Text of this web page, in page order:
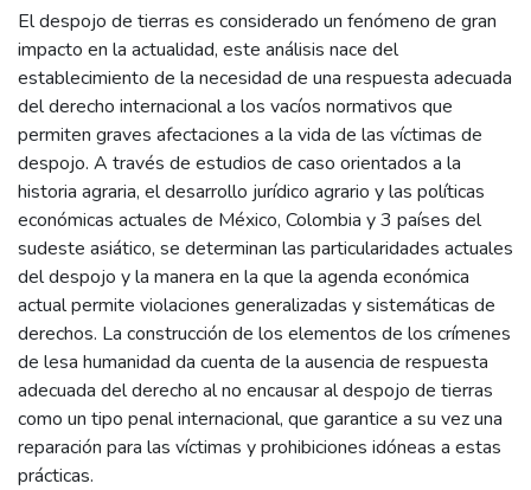
El despojo de tierras es considerado un fenómeno de gran
impacto en la actualidad, este análisis nace del
establecimiento de la necesidad de una respuesta adecuada
del derecho internacional a los vacíos normativos que
permiten graves afectaciones a la vida de las víctimas de
despojo. A través de estudios de caso orientados a la
historia agraria, el desarrollo jurídico agrario y las políticas
económicas actuales de México, Colombia y 3 países del
sudeste asiático, se determinan las particularidades actuales
del despojo y la manera en la que la agenda económica
actual permite violaciones generalizadas y sistemáticas de
derechos. La construcción de los elementos de los crímenes
de lesa humanidad da cuenta de la ausencia de respuesta
adecuada del derecho al no encausar al despojo de tierras
como un tipo penal internacional, que garantice a su vez una
reparación para las víctimas y prohibiciones idóneas a estas
prácticas.